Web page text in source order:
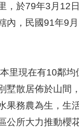
，於79年3月12
內，民國91年9
現在有10鄰均
墅散居佈於山間
果務農為生，生
公所大力推動櫻